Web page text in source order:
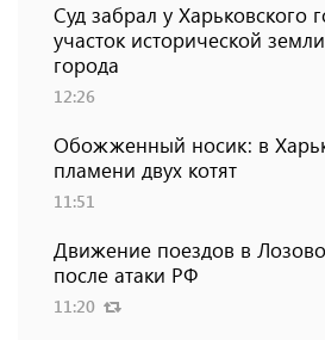
Суд забрал у Харьковского
участок исторической
города
12:26
Обожженный носик: в
пламени двух котят
11:51
Движение поездов в
после атаки РФ
11:20